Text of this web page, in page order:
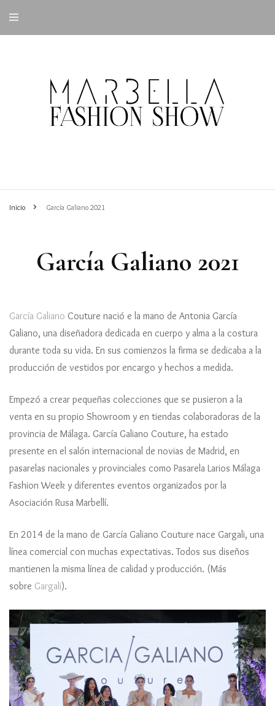
Inicio García Galiano 2021
García Galiano 2021
García Galiano Couture nació e la mano de Antonia García
Galiano, una diseñadora dedicada en cuerpo y alma a la costura
durante toda su vida. En sus comienzos la firma se dedicaba a la
producción de vestidos por encargo y hechos a medida.
Empezó a crear pequeñas colecciones que se pusieron a la
venta en su propio Showroom y en tiendas colaboradoras de la
provincia de Málaga. García Galiano Couture, ha estado
presente en el salón internacional de novias de Madrid, en
pasarelas nacionales y provinciales como Pasarela Larios Málaga
Fashion Week y diferentes eventos organizados por la
Asociación Rusa Marbellí.
En 2014 de la mano de García Galiano Couture nace Gargali, una
línea comercial con muchas expectativas. Todos sus diseños
mantienen la misma línea de calidad y producción. (Más
sobre Gargali).